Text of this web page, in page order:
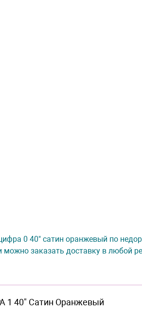
0 40" сатин оранжевый по
можно заказать доставку в любой
1 40" Сатин Оранжевый